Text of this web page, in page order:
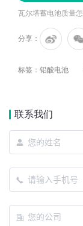
分享：
标签： 铅酸电池
联系我们